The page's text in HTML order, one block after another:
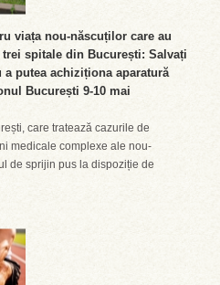
viața nou-născuților care au
spitale din București: Salvați
putea achiziționa aparatură
București 9-10 mai
care tratează cazurile de
medicale complexe ale nou-
de sprijin pus la dispoziție de